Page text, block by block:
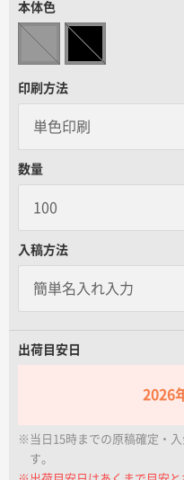
ご注文の流れ
データ入稿ガイド
よくあるご質問
名入れグループサイト
本体色
印刷方法
数量
入稿方法
出荷目安日
2026
※当日15時までの原稿確定・
す。